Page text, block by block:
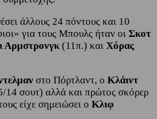
άλλους 24 πόντους και 10
για τους Μπουλς ήταν οι Σκοτ
Αρμστρονγκ(11π.) και Χόρας
στο Πόρτλαντ, ο Κλάιντ
14 σουτ) αλλά και πρώτος σκόρερ
είχε σημειώσει ο Κλιφ